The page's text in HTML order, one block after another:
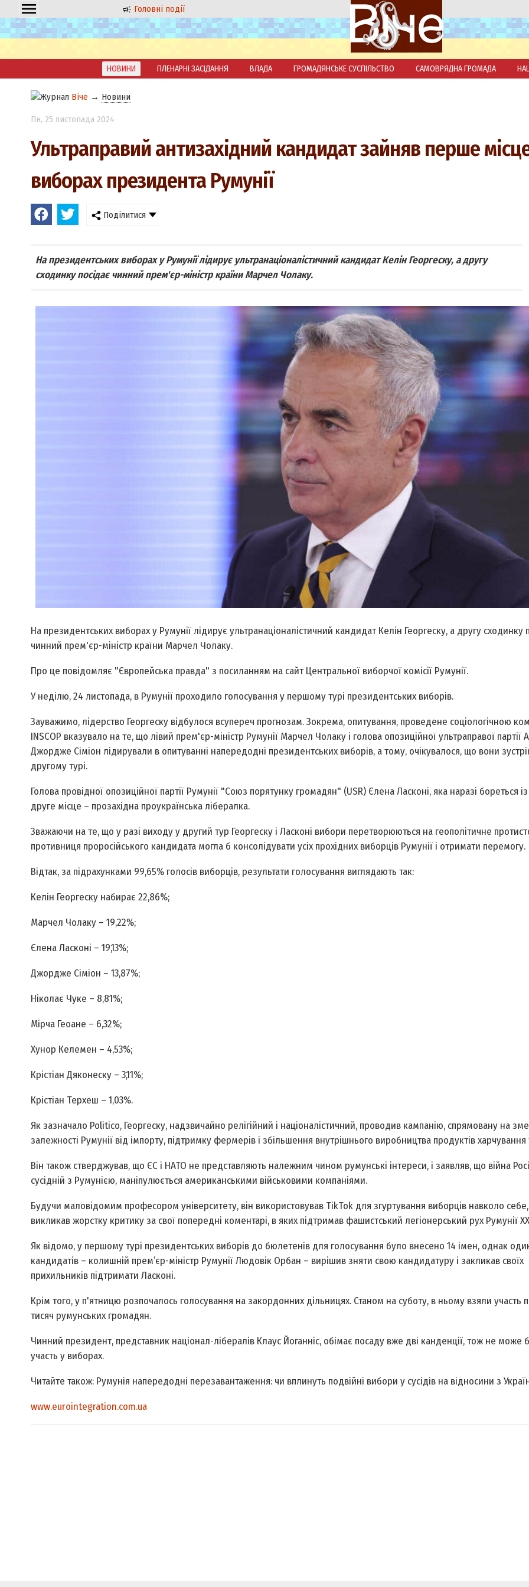
Головні події
НОВИНИ ПЛЕНАРНІ ЗАСІДАННЯ ВЛАДА ГРОМАДЯНСЬКЕ СУСПІЛЬСТВО САМОВРЯДНА ГРОМАДА
Віче → Новини
Пн, 25 листопада 2024
Ультраправий антизахідний кандидат зайняв перше
виборах президента Румунії
Поділитися
На президентських виборах у Румунії лідирує ультранаціоналістичний кандидат Келін Георгеску, а другу
сходинку посідає чинний прем'єр-міністр країни Марчел Чолаку.
На президентських виборах у Румунії лідирує ультранаціоналістичний кандидат Келін Георгеску, а другу сходинку
чинний прем'єр-міністр країни Марчел Чолаку.
Про це повідомляє "Європейська правда" з посиланням на сайт Центральної виборчої комісії Румунії.
У неділю, 24 листопада, в Румунії проходило голосування у першому турі президентських виборів.
Зауважимо, лідерство Георгеску відбулося всупереч прогнозам. Зокрема, опитування, проведене соціологічною
INSCOP вказувало на те, що лівий прем'єр-міністр Румунії Марчел Чолаку і голова опозиційної ультраправої партії
Джордже Сіміон лідирували в опитуванні напередодні президентських виборів, а тому, очікувалося, що вони
другому турі.
Голова провідної опозиційної партії Румунії "Союз порятунку громадян" (USR) Єлена Ласконі, яка наразі бореться
друге місце – прозахідна проукраїнська лібералка.
Зважаючи на те, що у разі виходу у другий тур Георгеску і Ласконі вибори перетворюються на геополітичне
противниця проросійського кандидата могла б консолідувати усіх прохідних виборців Румунії і отримати перемогу.
Відтак, за підрахунками 99,65% голосів виборців, результати голосування виглядають так:
Келін Георгеску набирає 22,86%;
Марчел Чолаку – 19,22%;
Єлена Ласконі – 19,13%;
Джордже Сіміон – 13,87%;
Ніколає Чуке – 8,81%;
Мірча Геоане – 6,32%;
Хунор Келемен – 4,53%;
Крістіан Дяконеску – 3,11%;
Крістіан Терхеш – 1,03%.
Як зазначало Politico, Георгеску, надзвичайно релігійний і націоналістичний, проводив кампанію, спрямовану на
залежності Румунії від імпорту, підтримку фермерів і збільшення внутрішнього виробництва продуктів харчування
Він також стверджував, що ЄС і НАТО не представляють належним чином румунські інтереси, і заявляв, що війна
сусідній з Румунією, маніпулюється американськими військовими компаніями.
Будучи маловідомим професором університету, він використовував TikTok для згуртування виборців навколо
викликав жорстку критику за свої попередні коментарі, в яких підтримав фашистський легіонерський рух Румунії ХХ
Як відомо, у першому турі президентських виборів до бюлетенів для голосування було внесено 14 імен, однак
кандидатів – колишній прем’єр-міністр Румунії Людовік Орбан – вирішив зняти свою кандидатуру і закликав своїх
прихильників підтримати Ласконі.
Крім того, у п'ятницю розпочалось голосування на закордонних дільницях. Станом на суботу, в ньому взяли участь
тисяч румунських громадян.
Чинний президент, представник націонал-лібералів Клаус Йоганніс, обімає посаду вже дві канденції, тож не може
участь у виборах.
Читайте також: Румунія напередодні перезавантаження: чи вплинуть подвійні вибори у сусідів на відносини з
www.eurointegration.com.ua